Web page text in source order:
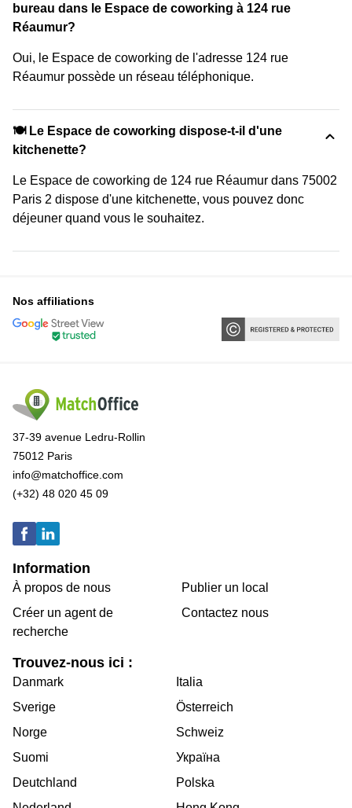
bureau dans le Espace de coworking à 124 rue
Réaumur?
Oui, le Espace de coworking de l'adresse 124 rue
Réaumur possède un réseau téléphonique.
🍽️ Le Espace de coworking dispose-t-il d'une
kitchenette?
Le Espace de coworking de 124 rue Réaumur dans 75002
Paris 2 dispose d'une kitchenette, vous pouvez donc
déjeuner quand vous le souhaitez.
Nos affiliations
37-39 avenue Ledru-Rollin
75012 Paris
info@matchoffice.com
(+32) 48 020 45 09
Information
À propos de nous
Créer un agent de
recherche
Publier un local
Contactez nous
Trouvez-nous ici :
Danmark
Sverige
Norge
Suomi
Deutchland
Italia
Österreich
Schweiz
Україна
Polska